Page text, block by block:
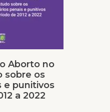
Aborto no
sobre os
e punitivos
a 2022